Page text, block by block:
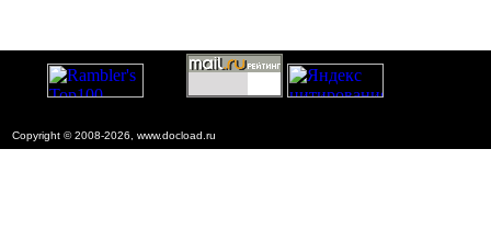
Copyright © 2008-2026, www.docload.ru